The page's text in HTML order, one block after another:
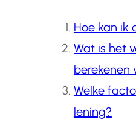
Hoe kan ik
Wat is het
berekenen
Welke
lening?